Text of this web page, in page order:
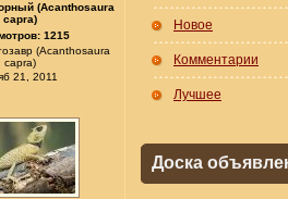
(Acanthosaura
capra)
1215
(Acanthosaura
capra)
21, 2011
Новое
Комментарии
Лучшее
Доска